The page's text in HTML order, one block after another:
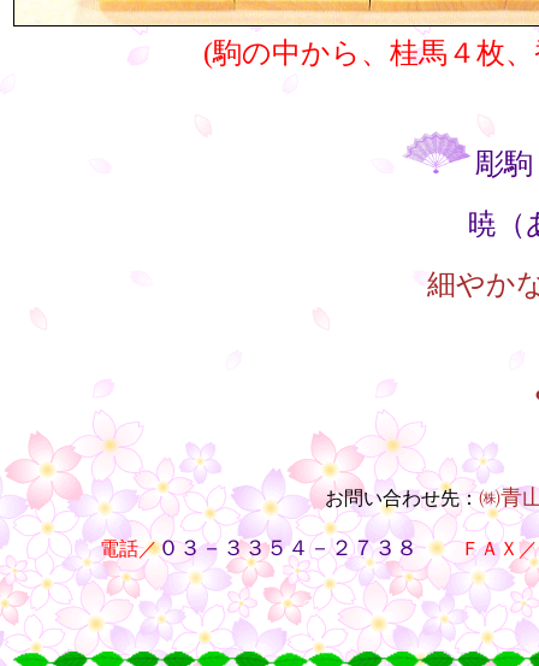
(駒の中から、桂馬４枚
彫
暁（
細やか
お問い合わせ先：㈱青
・・電話／０３－３３５４－２７３８・・ ＦＡＸ／
○
○